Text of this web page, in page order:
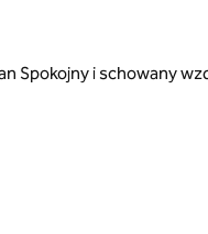
Spokojny i schowany